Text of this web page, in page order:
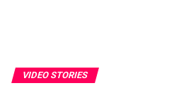
VIDEO STORIES